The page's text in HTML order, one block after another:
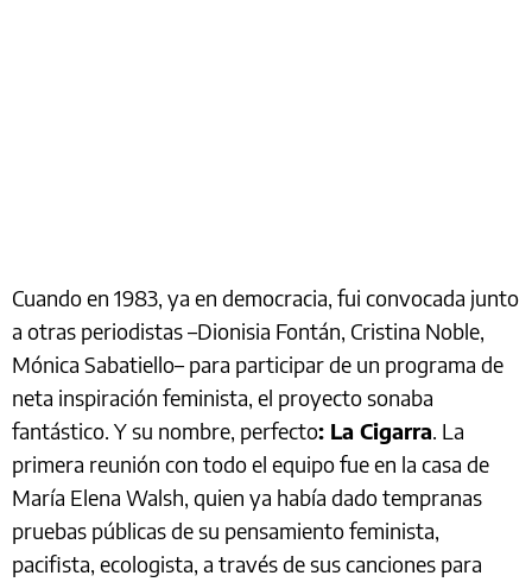
Cuando en 1983, ya en democracia, fui convocada junto
a otras periodistas –Dionisia Fontán, Cristina Noble,
Mónica Sabatiello– para participar de un programa de
neta inspiración feminista, el proyecto sonaba
fantástico. Y su nombre, perfecto: La Cigarra. La
primera reunión con todo el equipo fue en la casa de
María Elena Walsh, quien ya había dado tempranas
pruebas públicas de su pensamiento feminista,
pacifista, ecologista, a través de sus canciones para